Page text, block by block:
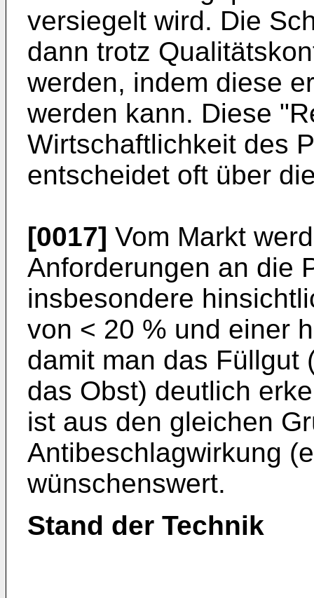
versiegelt wird. Die
dann trotz
werden, indem diese
werden kann. Diese
Wirtschaftlichkeit des
entscheidet oft über
[0017] Vom Markt
Anforderungen an die
insbesondere
von < 20 % und einer
damit man das Füllgut
das Obst) deutlich
ist aus den gleichen
Antibeschlagwirkung
wünschenswert.
Stand der Technik